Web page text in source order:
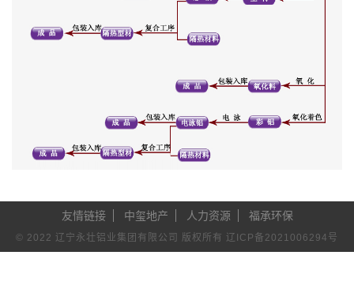
友情链接
永壮集团
中玺地产 人力资源 福承环保
© 2022 辽宁永壮铝业集团有限公司 版权所有 辽ICP备2021006294号